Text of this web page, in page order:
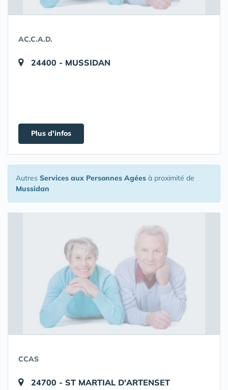
AC.C.A.D.
24400 - MUSSIDAN
Plus d'infos
Autres Services aux Personnes Agées à proximité de
Mussidan
CCAS
24700 - ST MARTIAL D'ARTENSET